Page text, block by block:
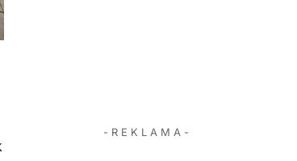
- R E K L A M A -